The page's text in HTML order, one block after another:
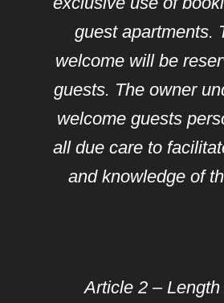
guest apartments.
welcome will be
guests. The owner
welcome guests
all due care to
and knowledge of
Article 2 –